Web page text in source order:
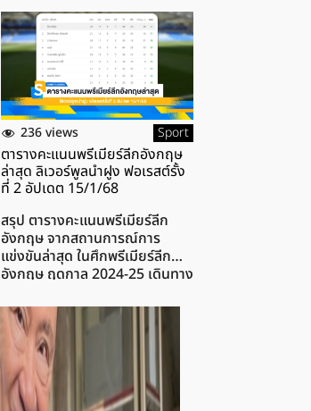
236 views Sport
ตารางคะแนนพรีเมียร์ลีกอังกฤษ
ล่าสุด ลิเวอร์พูลนำฝูง ฟอเรสต์รั้ง
ที่ 2 อัปเดต 15/1/68
สรุป ตารางคะแนนพรีเมียร์ลีก
อังกฤษ จากสถานการณ์การ
แข่งขันล่าสุด ในศึกพรีเมียร์ลีก
อังกฤษ ฤดูกาล 2024-25 เดินทาง